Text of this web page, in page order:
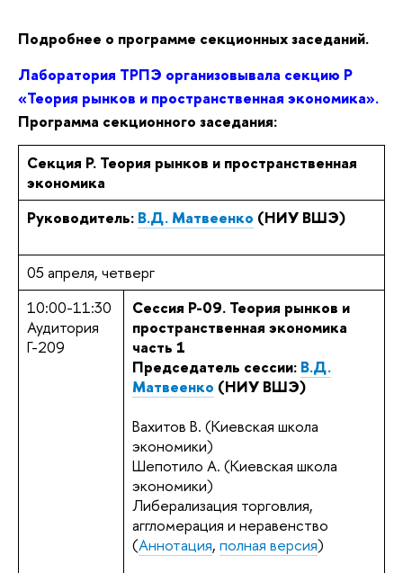
Подробнее о программе секционных заседаний.
Лаборатория ТРПЭ организовывала секцию P
«Теория рынков и пространственная экономика».
Программа секционного заседания:
Секция P. Теория рынков и пространственная
экономика
Руководитель: В.Д. Матвеенко (НИУ ВШЭ)
05 апреля, четверг
10:00-11:30
Аудитория
Г-209
Сеccия P-09. Теория рынков и
пространственная экономика
часть 1
Председатель сессии: В.Д.
Матвеенко (НИУ ВШЭ)
Вахитов В. (Киевская школа
экономики)
Шепотило А. (Киевская школа
экономики)
Либерализация торговлия,
аггломерация и неравенство
(Аннотация, полная версия)